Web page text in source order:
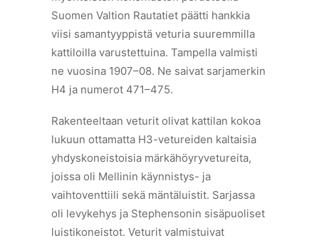
Suomen Valtion Rautatiet päätti hankkia
viisi samantyyppistä veturia suuremmilla
kattiloilla varustettuina. Tampella valmisti
ne vuosina 1907–08. Ne saivat sarjamerkin
H4 ja numerot 471–475.
Rakenteeltaan veturit olivat kattilan kokoa
lukuun ottamatta H3-vetureiden kaltaisia
yhdyskoneistoisia märkähöyryvetureita,
joissa oli Mellinin käynnistys- ja
vaihtoventtiili sekä mäntäluistit. Sarjassa
oli levykehys ja Stephensonin sisäpuoliset
luistikoneistot. Veturit valmistuivat